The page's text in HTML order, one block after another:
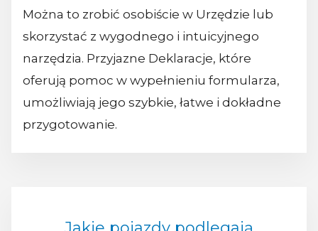
Można to zrobić osobiście w Urzędzie lub
skorzystać z wygodnego i intuicyjnego
narzędzia. Przyjazne Deklaracje, które
oferują pomoc w wypełnieniu formularza,
umożliwiają jego szybkie, łatwe i dokładne
przygotowanie.